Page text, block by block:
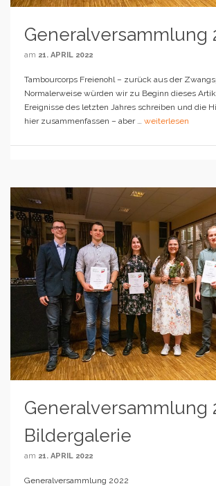
Generalversammlung
am 21. APRIL 2022
Tambourcorps Freienohl – zurück aus der
Normalerweise würden wir zu Beginn dieses
Ereignisse des letzten Jahres schreiben und die
hier zusammenfassen – aber … weiterlesen
Generalversammlung
Bildergalerie
am 21. APRIL 2022
Generalversammlung 2022